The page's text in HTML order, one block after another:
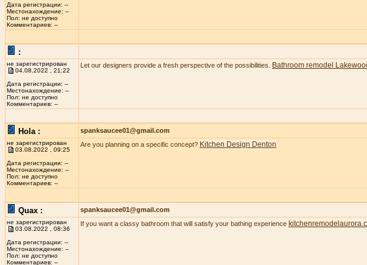
Дата регистрации: --
Местонахождение: --
Пол: не доступно
Комментариев: --
:
не зарегистрирован
04.08.2022 , 21:22
Дата регистрации: --
Местонахождение: --
Пол: не доступно
Комментариев: --
Let our designers provide a fresh perspective of the possibilities. Bathroom remodel
Hola : spanksaucee01@gmail.com
не зарегистрирован
03.08.2022 , 09:25
Дата регистрации: --
Местонахождение: --
Пол: не доступно
Комментариев: --
Are you planning on a specific concept? Kitchen Design Denton
Quax : spanksaucee01@gmail.com
не зарегистрирован
03.08.2022 , 08:36
Дата регистрации: --
Местонахождение: --
Пол: не доступно
Комментариев: --
If you want a classy bathroom that will satisfy your bathing experience